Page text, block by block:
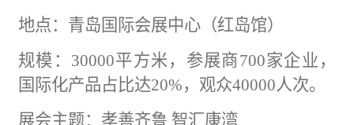
地点：青岛国际会展中心（红岛馆）
规模： 30000平方米，参展商700家企业，
国际化产品占比达20%，观众40000人次。
展会主题：孝善齐鲁 智汇康湾